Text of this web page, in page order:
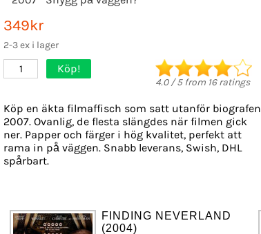
349kr
2-3 ex i lager
1 Köp!
4.0/5from 16ratings
Köp en äkta filmaffisch som satt utanför biografen
2007. Ovanlig, de flesta slängdes när filmen gick
ner. Papper och färger i hög kvalitet, perfekt att
rama in på väggen. Snabb leverans, Swish, DHL
spårbart.
FINDING NEVERLAND
(2004)